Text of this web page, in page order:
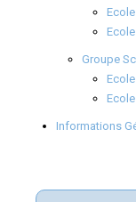
Groupe
Informations